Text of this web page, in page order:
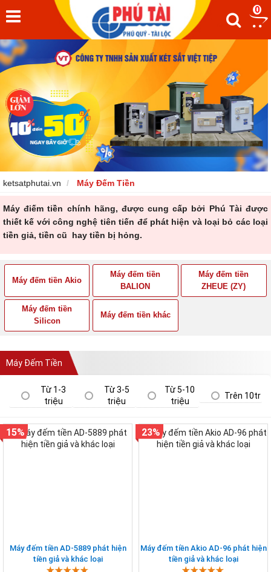
0
ketsatphutai.vn Máy Đếm Tiền
Máy điếm tiền chính hãng, được cung cấp bởi Phú Tài được
thiết kế với công nghệ tiên tiến để phát hiện và loại bỏ các loại
tiền giả, tiền cũ hay tiền bị hỏng.
Máy đếm tiền Akio
Máy đếm tiền
BALION
Máy đếm tiền
ZHEUE (ZY)
Máy đếm tiền
Silicon
Máy đếm tiền khác
Máy Đếm Tiền
Từ 1-3
triệu
Từ 3-5
triệu
Từ 5-10
triệu
Trên 10tr
Máy đếm tiền AD-5889 phát hiện
tiền giả và khác loại
15%
Máy đếm tiền Akio AD-96 phát hiện
tiền giả và khác loại
23%